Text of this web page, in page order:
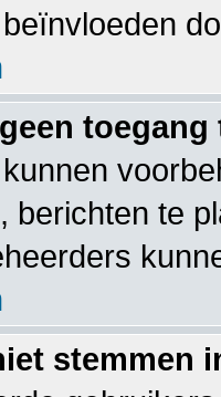
berichten te
stemmen